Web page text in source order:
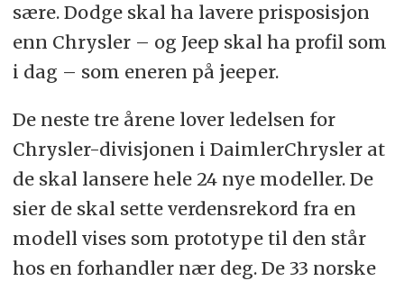
sære. Dodge skal ha lavere prisposisjon
enn Chrysler – og Jeep skal ha profil som
i dag – som eneren på jeeper.
De neste tre årene lover ledelsen for
Chrysler-divisjonen i DaimlerChrysler at
de skal lansere hele 24 nye modeller. De
sier de skal sette verdensrekord fra en
modell vises som prototype til den står
hos en forhandler nær deg. De 33 norske